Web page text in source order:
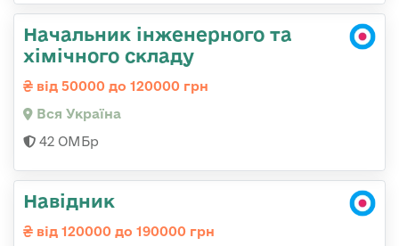
Начальник інженерного та
хімічного складу
від 50000 до 120000 грн
Вся Україна
42 ОМБр
Навідник
від 120000 до 190000 грн